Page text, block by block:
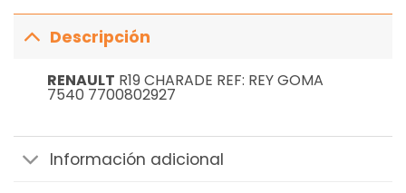
Descripción
RENAULT R19 CHARADE REF: REY GOMA
7540 7700802927
Información adicional